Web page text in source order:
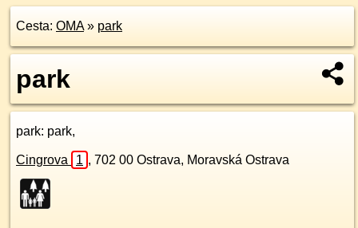
Cesta: OMA» park
park
park: park,
Cingrova 1 , 702 00 Ostrava, Moravská Ostrava